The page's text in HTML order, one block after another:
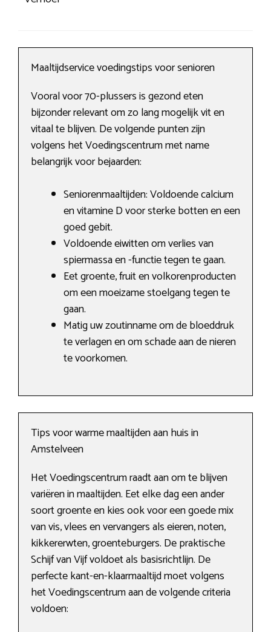
Maaltijdservice voedingstips voor senioren
Vooral voor 70-plussers is gezond eten
bijzonder relevant om zo lang mogelijk vit en
vitaal te blijven. De volgende punten zijn
volgens het Voedingscentrum met name
belangrijk voor bejaarden:
Seniorenmaaltijden: Voldoende calcium
en vitamine D voor sterke botten en een
goed gebit.
Voldoende eiwitten om verlies van
spiermassa en -functie tegen te gaan.
Eet groente, fruit en volkorenproducten
om een moeizame stoelgang tegen te
gaan.
Matig uw zoutinname om de bloeddruk
te verlagen en om schade aan de nieren
te voorkomen.
Tips voor warme maaltijden aan huis in
Amstelveen
Het Voedingscentrum raadt aan om te blijven
variëren in maaltijden. Eet elke dag een ander
soort groente en kies ook voor een goede mix
van vis, vlees en vervangers als eieren, noten,
kikkererwten, groenteburgers. De praktische
Schijf van Vijf voldoet als basisrichtlijn. De
perfecte kant-en-klaarmaaltijd moet volgens
het Voedingscentrum aan de volgende criteria
voldoen: